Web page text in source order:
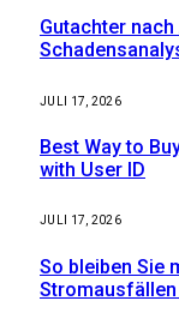
Gutachter
JULI 17, 2026
Best Way to
with User ID
JULI 17, 2026
So bleiben Sie